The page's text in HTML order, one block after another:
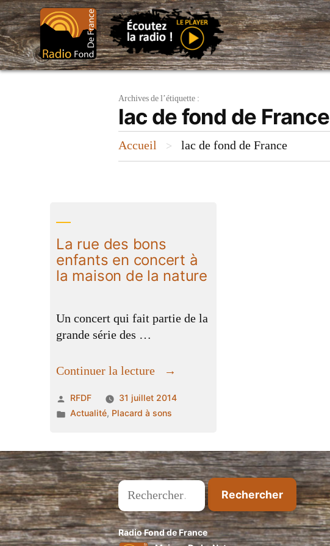
Aller
au
contenu
Archives de l’étiquette :
lac de fond de France
Accueil > lac de fond de France
La rue des bons
enfants en concert à
la maison de la nature
Un concert qui fait partie de la
grande série des …
Continuer la lecture
« La
des
bons
en
concert
la
maison
de
Publié
par
RFDF
31 juillet 2014
Publié
Actualité, Placard à sons
Rechercher :
Radio Fond de France